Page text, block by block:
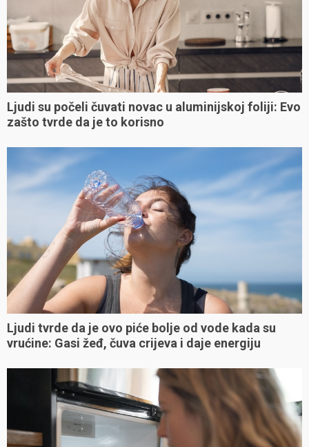
Ljudi su počeli čuvati novac u aluminijskoj foliji: Evo
zašto tvrde da je to korisno
Ljudi tvrde da je ovo piće bolje od vode kada su
vrućine: Gasi žeđ, čuva crijeva i daje energiju